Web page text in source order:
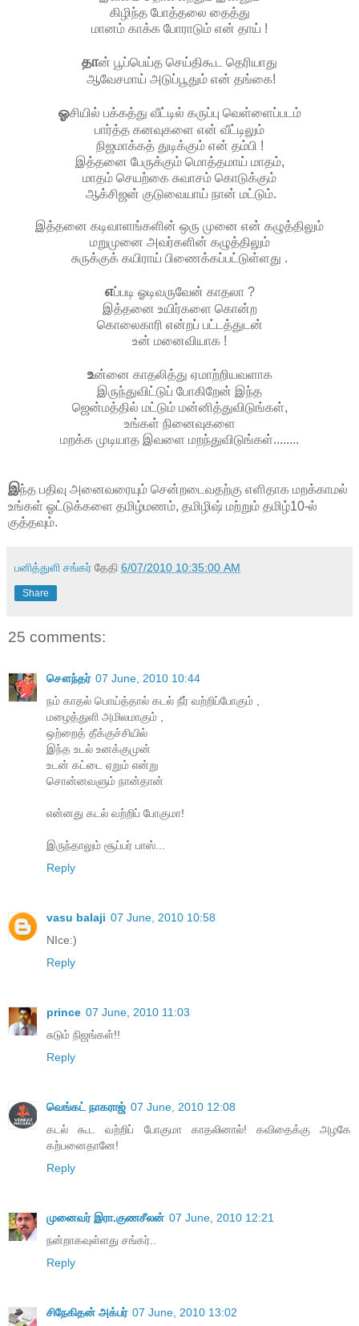
கிழிந்த போத்தலை தைத்து
மானம் காக்க போராடும் என் தாய் !
தான் பூப்பெய்த செய்திகூட தெரியாது
ஆவேசமாய் அடுப்பூதும் என் தங்கை!
ஓசியில் பக்கத்து வீட்டில் கருப்பு வெள்ளைப்படம்
பார்த்த கனவுகளை என் வீட்டிலும்
நிஜமாக்கத் துடிக்கும் என் தம்பி !
இத்தனை பேருக்கும் மொத்தமாய் மாதம்,
மாதம் செயற்கை சுவாசம் கொடுக்கும்
ஆக்சிஜன் குடுவையாய் நான் மட்டும்.
இத்தனை கடிவாளங்களின் ஒரு முனை என் கழுத்திலும்
மறுமுனை அவர்களின் கழுத்திலும்
சுருக்குக் கயிராய் பிணைக்கப்பட்டுள்ளது .
எப்படி ஓடிவருவேன் காதலா ?
இத்தனை உயிர்களை கொன்ற
கொலைகாரி என்றப் பட்டத்துடன்
உன் மனைவியாக !
உன்னை காதலித்து ஏமாற்றியவளாக
இருந்துவிட்டுப் போகிறேன் இந்த
ஜென்மத்தில் மட்டும் மன்னித்துவிடுங்கள்,
உங்கள் நினைவுகளை
மறக்க முடியாத இவளை மறந்துவிடுங்கள்........
இந்த பதிவு அனைவரையும் சென்றடைவதற்கு எளிதாக மறக்காமல்
உங்கள் ஓட்டுக்களை தமிழ்மணம், தமிழிஷ் மற்றும் தமிழ்10-ல்
குத்தவும்.
பனித்துளி சங்கர் தேதி 6/07/2010 10:35:00 AM
Share
25 comments:
சௌந்தர் 07 June, 2010 10:44
நம் காதல் பொய்த்தால் கடல் நீர் வற்றிப்போகும் ,
மழைத்துளி அமிலமாகும் ,
ஒற்றைத் தீக்குச்சியில்
இந்த உடல் உனக்குமுன்
உடன் கட்டை ஏறும் என்று
சொன்னவளும் நான்தான்
என்னது கடல் வற்றிப் போகுமா!
இருந்தாலும் சூப்பர் பாஸ்...
Reply
vasu balaji 07 June, 2010 10:58
NIce:)
Reply
prince 07 June, 2010 11:03
சுடும் நிஜங்கள்!!
Reply
வெங்கட் நாகராஜ் 07 June, 2010 12:08
கடல் கூட வற்றிப் போகுமா காதலினால்! கவிதைக்கு அழகே
கற்பனைதானே!
Reply
முனைவர் இரா.குணசீலன் 07 June, 2010 12:21
நன்றாகவுள்ளது சங்கர்..
Reply
சிநேகிதன் அக்பர் 07 June, 2010 13:02